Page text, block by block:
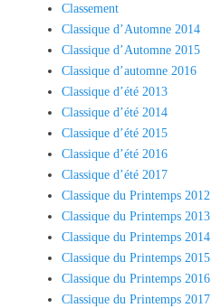
Classement
Classique d’Automne 2014
Classique d’Automne 2015
Classique d’automne 2016
Classique d’été 2013
Classique d’été 2014
Classique d’été 2015
Classique d’été 2016
Classique d’été 2017
Classique du Printemps 2012
Classique du Printemps 2013
Classique du Printemps 2014
Classique du Printemps 2015
Classique du Printemps 2016
Classique du Printemps 2017